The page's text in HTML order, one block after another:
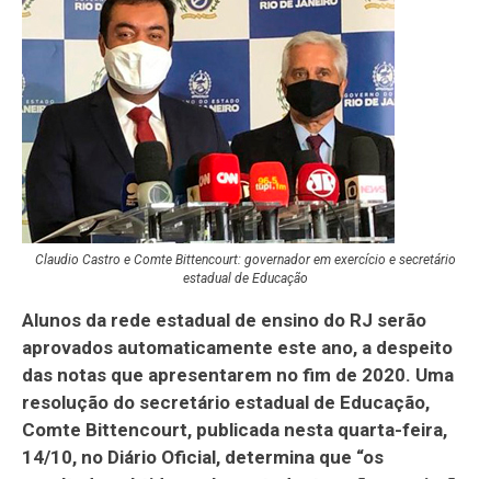
Claudio Castro e Comte Bittencourt: governador em exercício e secretário
estadual de Educação
Alunos da rede estadual de ensino do RJ serão
aprovados automaticamente este ano, a despeito
das notas que apresentarem no fim de 2020. Uma
resolução do secretário estadual de Educação,
Comte Bittencourt, publicada nesta quarta-feira,
14/10, no Diário Oficial, determina que “os